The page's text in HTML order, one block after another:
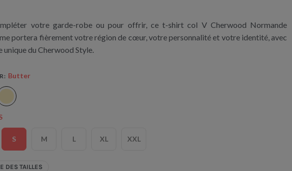
votre garde-robe ou pour offrir, ce t-shirt col V Cherwood Normande
portera fièrement votre région de cœur, votre personnalité et votre identité, avec
unique du Cherwood Style.
Butter
S M L XL XXL
DES TAILLES